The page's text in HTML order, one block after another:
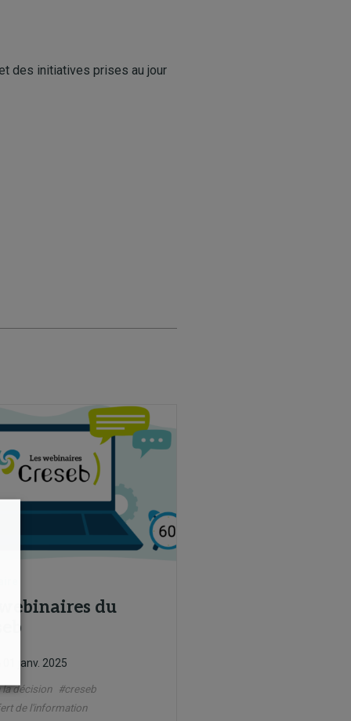
des initiatives prises au jour
webinaires du
01 janv. 2025
la décision
#creseb
de l'information